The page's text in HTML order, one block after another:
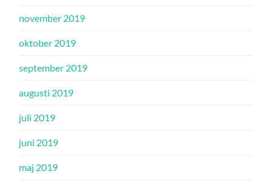
november 2019
oktober 2019
september 2019
augusti 2019
juli 2019
juni 2019
maj 2019